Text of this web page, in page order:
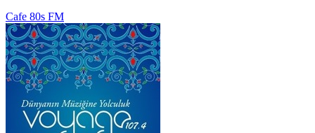
Cafe 80s FM